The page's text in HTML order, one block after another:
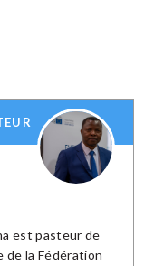
est pasteur de
de la Fédération